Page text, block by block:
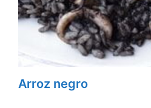
Arroz negro